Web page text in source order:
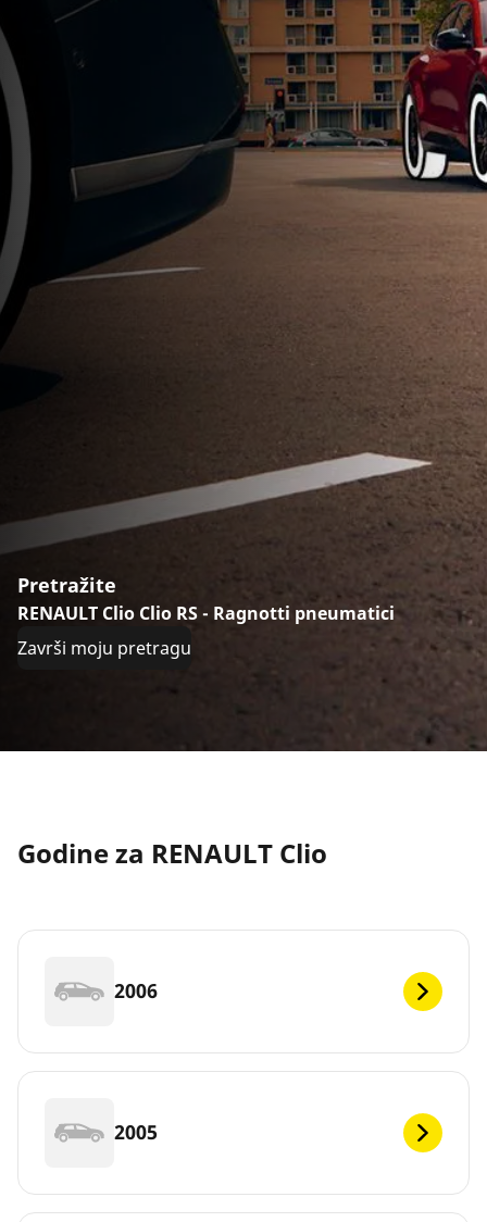
Pretražite
RENAULT Clio Clio RS - Ragnotti pneumatici
Završi moju pretragu
Godine za RENAULT Clio
2006
2005